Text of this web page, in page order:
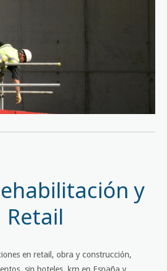
y
Retail
en retail, obra y construcción,